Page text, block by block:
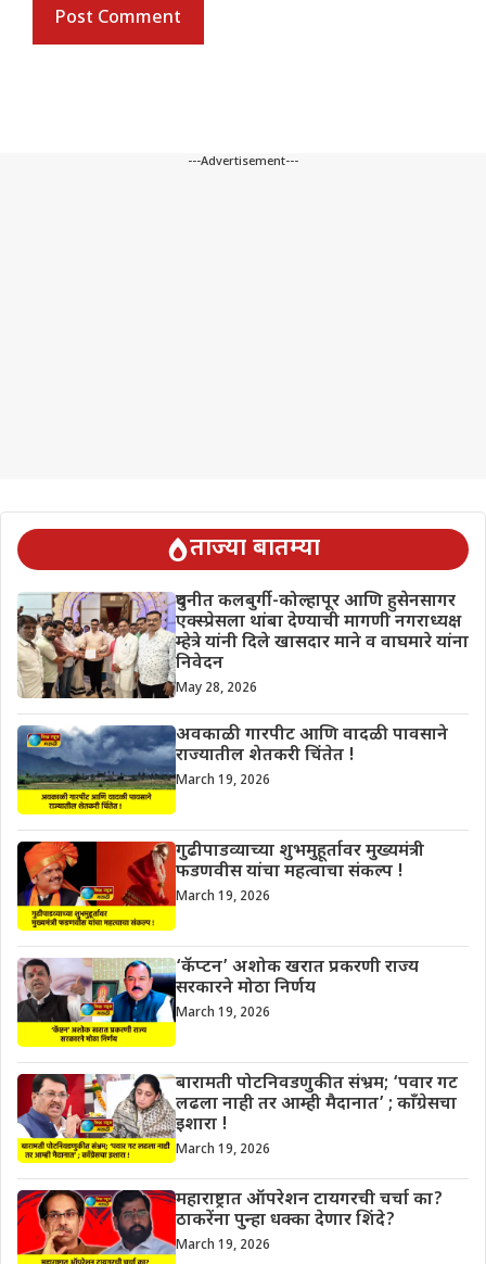
---Advertisement---
ताज्या बातम्या
दुधनीत कलबुर्गी-कोल्हापूर आणि हुसेनसागर
एक्स्प्रेसला थांबा देण्याची मागणी नगराध्यक्ष
म्हेत्रे यांनी दिले खासदार माने व वाघमारे यांना
निवेदन
May 28, 2026
अवकाळी गारपीट आणि वादळी पावसाने
राज्यातील शेतकरी चिंतेत !
March 19, 2026
गुढीपाडव्याच्या शुभमुहूर्तावर मुख्यमंत्री
फडणवीस यांचा महत्वाचा संकल्प !
March 19, 2026
‘कॅप्टन’ अशोक खरात प्रकरणी राज्य
सरकारने मोठा निर्णय
March 19, 2026
बारामती पोटनिवडणुकीत संभ्रम; ‘पवार गट
लढला नाही तर आम्ही मैदानात’ ; काँग्रेसचा
इशारा !
March 19, 2026
महाराष्ट्रात ऑपरेशन टायगरची चर्चा का?
ठाकरेंना पुन्हा धक्का देणार शिंदे?
March 19, 2026